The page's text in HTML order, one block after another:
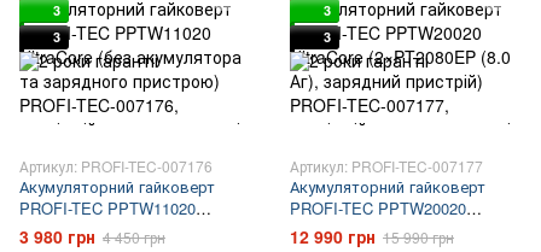
3
3
Артикул: PROFI-TEC-007176
Акумуляторний гайковерт
PROFI-TEC PPTW11020
UltraCore (без акумулятора та
3 980 грн 4 450 грн
3
3
Артикул: PROFI-TEC-007177
Акумуляторний гайковерт
PROFI-TEC PPTW20020
UltraCore (2×PT2080EP (8.0 Аг),
12 990 грн 15 990 грн